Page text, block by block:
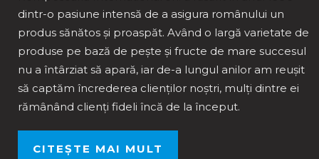
dintr-o pasiune intensă de a asigura românului un
produs sănătos și proaspăt. Având o largă varietate de
produse pe bază de pește și fructe de mare succesul
nu a întârziat să apară, iar de-a lungul anilor am reușit
să captăm încrederea clienților noștri, mulți dintre ei
rămânând clienți fideli încă de la început.
CITEȘTE MAI MULT